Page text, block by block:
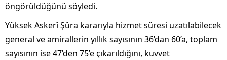
öngörüldüğünü söyledi.
Yüksek Askerî Şûra kararıyla hizmet süresi uzatılabilecek
general ve amirallerin yıllık sayısının 36’dan 60’a, toplam
sayısının ise 47’den 75’e çıkarıldığını, kuvvet